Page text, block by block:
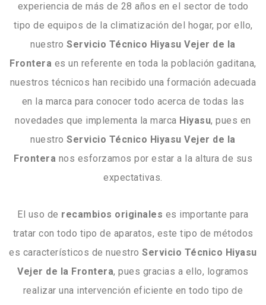
experiencia de más de 28 años en el sector de todo
tipo de equipos de la climatización del hogar, por ello,
nuestroServicio Técnico Hiyasu Vejer de la
Frontera es un referente en toda la población gaditana,
nuestros técnicos han recibido una formación adecuada
en la marca para conocer todo acerca de todas las
novedades que implementa la marca Hiyasu, pues en
nuestroServicio Técnico Hiyasu Vejer de la
Frontera nos esforzamos por estar a la altura de sus
expectativas.
El uso de recambios originales es importante para
tratar con todo tipo de aparatos, este tipo de métodos
es característicos de nuestroServicio Técnico Hiyasu
Vejer de la Frontera, pues gracias a ello, logramos
realizar una intervención eficiente en todo tipo de